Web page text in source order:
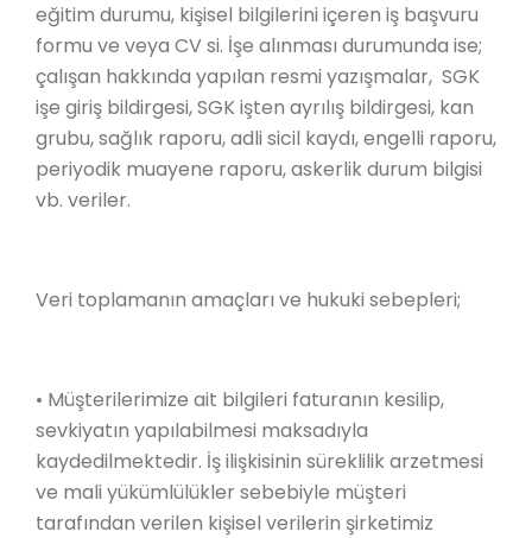
eğitim durumu, kişisel bilgilerini içeren iş başvuru
formu ve veya CV si. İşe alınması durumunda ise;
çalışan hakkında yapılan resmi yazışmalar, SGK
işe giriş bildirgesi, SGK işten ayrılış bildirgesi, kan
grubu, sağlık raporu, adli sicil kaydı, engelli raporu,
periyodik muayene raporu, askerlik durum bilgisi
vb. veriler.
Veri toplamanın amaçları ve hukuki sebepleri;
• Müşterilerimize ait bilgileri faturanın kesilip,
sevkiyatın yapılabilmesi maksadıyla
kaydedilmektedir. İş ilişkisinin süreklilik arzetmesi
ve mali yükümlülükler sebebiyle müşteri
tarafından verilen kişisel verilerin şirketimiz